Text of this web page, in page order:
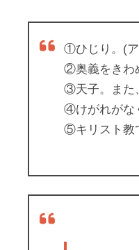
①ひじり。(ア
②奥義をきわ
③天子。また
④けがれがな
⑤キリスト教